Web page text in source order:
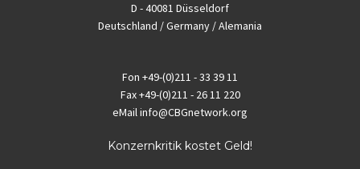
D - 40081 Düsseldorf
Deutschland / Germany / Alemania
Fon +49-(0)211 - 33 39 11
Fax+49-(0)211 - 26 11 220
eMailinfo@CBGnetwork.org
Konzernkritik kostet Geld!